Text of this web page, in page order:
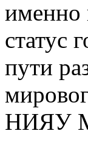
именно
статус
пути
НИЯУ